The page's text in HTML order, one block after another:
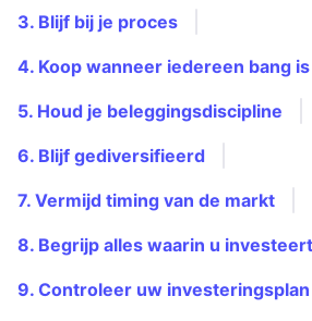
3. Blijf bij je proces
4. Koop wanneer iedereen bang is
5. Houd je beleggingsdiscipline
6. Blijf gediversifieerd
7. Vermijd timing van de markt
8. Begrijp alles waarin u investeert
9. Controleer uw